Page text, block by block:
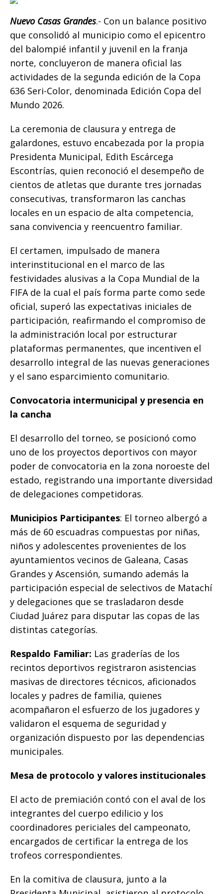
o
o
k
p
p
g
e
r
n
k
ti
r
Nuevo Casas Grandes.- Con un balance positivo
que consolidó al municipio como el epicentro
del balompié infantil y juvenil en la franja
norte, concluyeron de manera oficial las
actividades de la segunda edición de la Copa
636 Seri-Color, denominada Edición Copa del
Mundo 2026.
La ceremonia de clausura y entrega de
galardones, estuvo encabezada por la propia
Presidenta Municipal, Edith Escárcega
Escontrías, quien reconoció el desempeño de
cientos de atletas que durante tres jornadas
consecutivas, transformaron las canchas
locales en un espacio de alta competencia,
sana convivencia y reencuentro familiar.
​El certamen, impulsado de manera
interinstitucional en el marco de las
festividades alusivas a la Copa Mundial de la
FIFA de la cual el país forma parte como sede
oficial, superó las expectativas iniciales de
participación, reafirmando el compromiso de
la administración local por estructurar
plataformas permanentes, que incentiven el
desarrollo integral de las nuevas generaciones
y el sano esparcimiento comunitario.
Convocatoria intermunicipal y presencia en
la cancha
El desarrollo del torneo, se posicionó como
uno de los proyectos deportivos con mayor
poder de convocatoria en la zona noroeste del
estado, registrando una importante diversidad
de delegaciones competidoras.
​Municipios Participantes: El torneo albergó a
más de 60 escuadras compuestas por niñas,
niños y adolescentes provenientes de los
ayuntamientos vecinos de Galeana, Casas
Grandes y Ascensión, sumando además la
participación especial de selectivos de Matachí
y delegaciones que se trasladaron desde
Ciudad Juárez para disputar las copas de las
distintas categorías.
Respaldo Familiar: Las graderías de los
recintos deportivos registraron asistencias
masivas de directores técnicos, aficionados
locales y padres de familia, quienes
acompañaron el esfuerzo de los jugadores y
validaron el esquema de seguridad y
organización dispuesto por las dependencias
municipales.
Mesa de protocolo y valores institucionales
El acto de premiación contó con el aval de los
integrantes del cuerpo edilicio y los
coordinadores periciales del campeonato,
encargados de certificar la entrega de los
trofeos correspondientes.
En la comitiva de clausura, junto a la